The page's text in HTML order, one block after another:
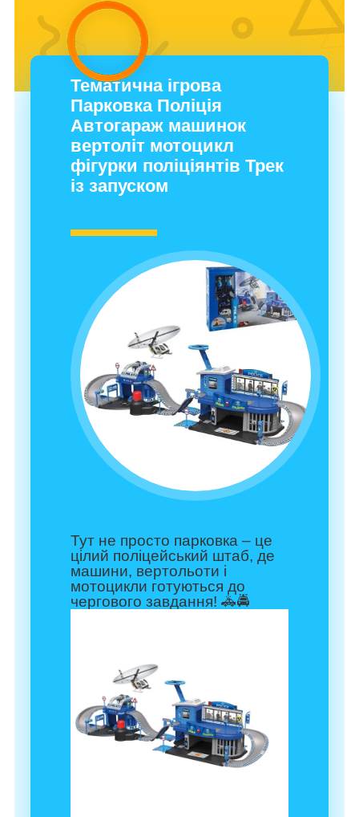
Тематична ігрова
Парковка Поліція
Автогараж машинок
вертоліт мотоцикл
фігурки поліціянтів Трек
із запуском
Тут не просто парковка – це
цілий поліцейський штаб, де
машини, вертольоти і
мотоцикли готуються до
чергового завдання! 🚓🚔